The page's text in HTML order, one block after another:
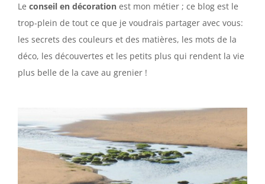
Le conseil en décoration est mon métier ; ce blog est le
trop-plein de tout ce que je voudrais partager avec vous:
les secrets des couleurs et des matières, les mots de la
déco, les découvertes et les petits plus qui rendent la vie
plus belle de la cave au grenier !